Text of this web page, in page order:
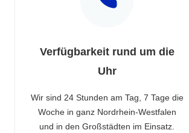
Verfügbarkeit rund um die
Uhr
Wir sind 24 Stunden am Tag, 7 Tage die
Woche in ganz Nordrhein-Westfalen
und in den Großstädten im Einsatz.